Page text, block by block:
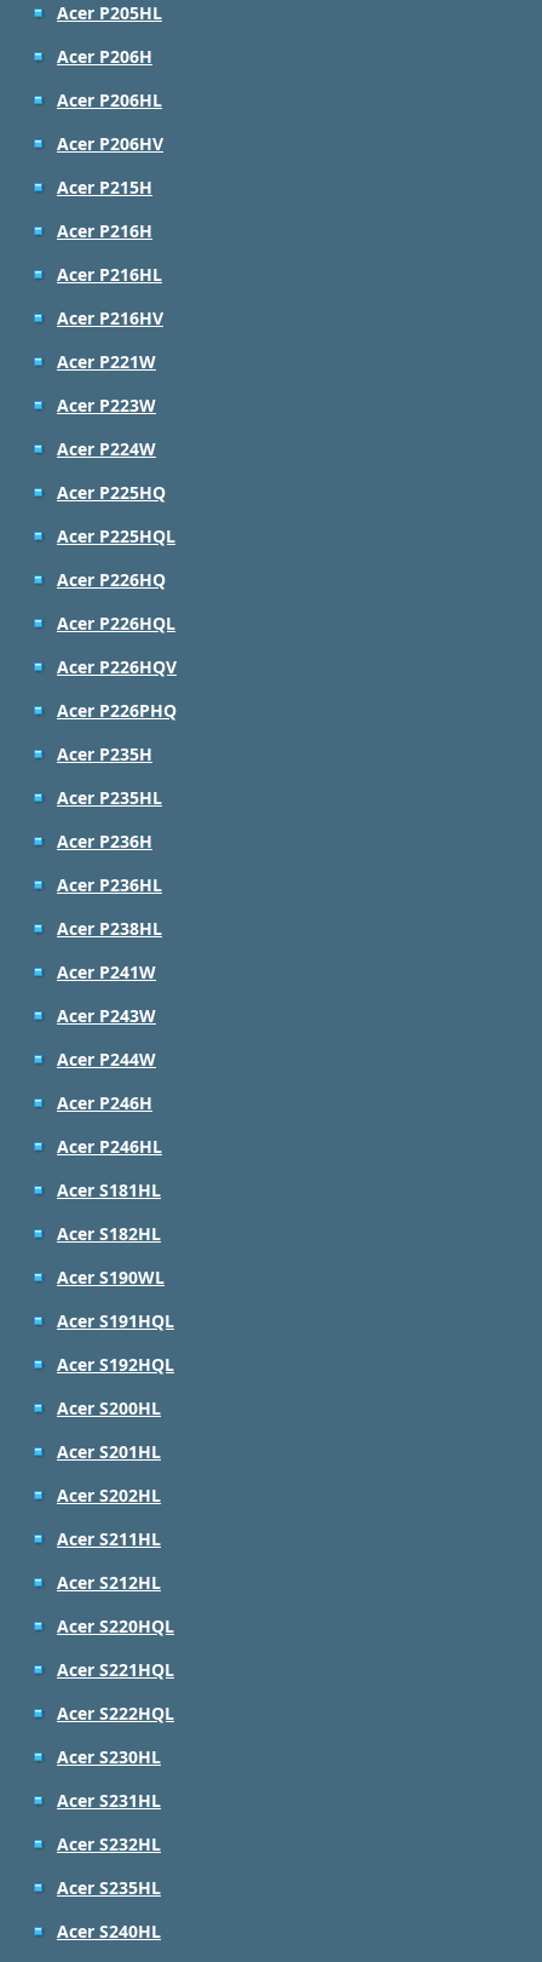
Acer P205HL
Acer P206H
Acer P206HL
Acer P206HV
Acer P215H
Acer P216H
Acer P216HL
Acer P216HV
Acer P221W
Acer P223W
Acer P224W
Acer P225HQ
Acer P225HQL
Acer P226HQ
Acer P226HQL
Acer P226HQV
Acer P226PHQ
Acer P235H
Acer P235HL
Acer P236H
Acer P236HL
Acer P238HL
Acer P241W
Acer P243W
Acer P244W
Acer P246H
Acer P246HL
Acer S181HL
Acer S182HL
Acer S190WL
Acer S191HQL
Acer S192HQL
Acer S200HL
Acer S201HL
Acer S202HL
Acer S211HL
Acer S212HL
Acer S220HQL
Acer S221HQL
Acer S222HQL
Acer S230HL
Acer S231HL
Acer S232HL
Acer S235HL
Acer S240HL